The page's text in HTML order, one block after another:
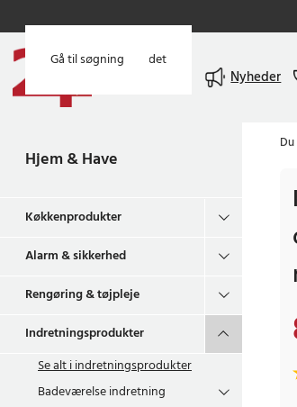
Gå til hovedindholdet
Gå til søgning
Nyheder
Hjem & Have
Køkkenprodukter
Alarm & sikkerhed
Rengøring & tøjpleje
Indretningsprodukter
Se alt iindretningsprodukter
Badeværelse indretning